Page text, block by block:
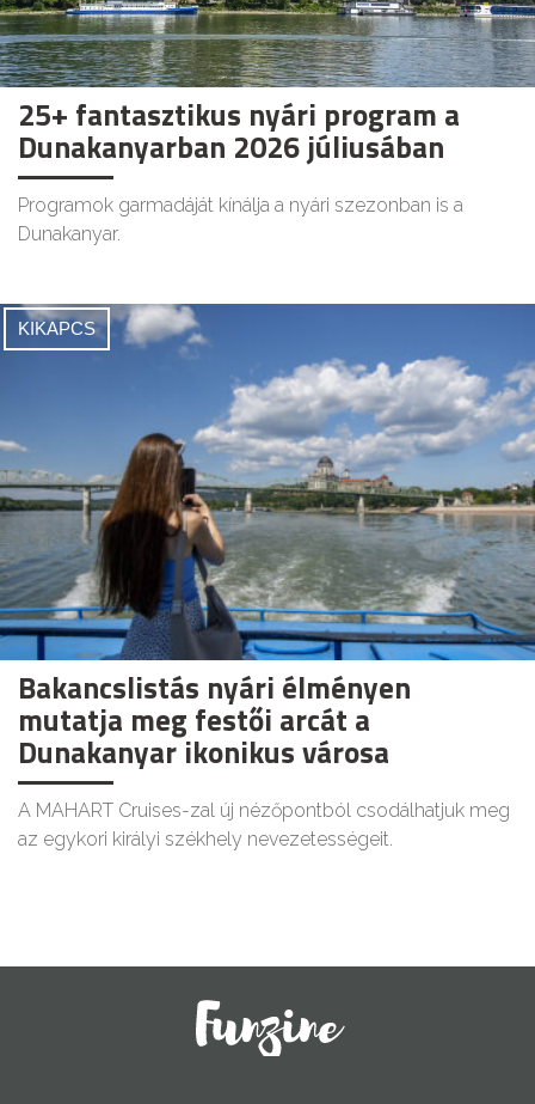
25+ fantasztikus nyári program a
Dunakanyarban 2026 júliusában
Programok garmadáját kínálja a nyári szezonban is a
Dunakanyar.
KIKAPCS
Bakancslistás nyári élményen
mutatja meg festői arcát a
Dunakanyar ikonikus városa
A MAHART Cruises-zal új nézőpontból csodálhatjuk meg
az egykori királyi székhely nevezetességeit.